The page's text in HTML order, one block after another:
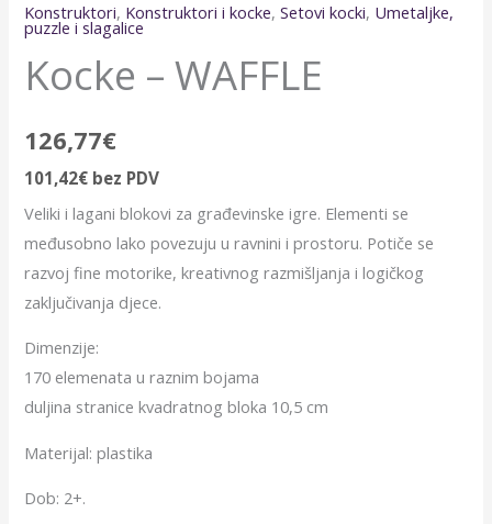
Konstruktori, Konstruktori i kocke,Setovi kocki, Umetaljke,
puzzle i slagalice
Kocke – WAFFLE
126,77€
101,42€ bez PDV
Veliki i lagani blokovi za građevinske igre. Elementi se
međusobno lako povezuju u ravnini i prostoru. Potiče se
razvoj fine motorike, kreativnog razmišljanja i logičkog
zaključivanja djece.
Dimenzije:
170 elemenata u raznim bojama
duljina stranice kvadratnog bloka 10,5 cm
Materijal: plastika
Dob: 2+.